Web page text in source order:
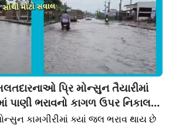
પ્રિ મોન્સુન તૈયારીમાં
પાણી ભરાવનો કાગળ ઉપર નિકાલ
કામગીરીમાં ક્યાં જલ ભરાવ થાય છે